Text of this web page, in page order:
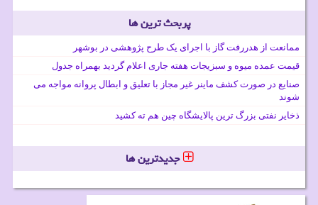
پربحث ترین ها
ممانعت از هدررفت گاز با اجرای یک طرح پژوهشی در بوشهر
قیمت عمده میوه و سبزیجات هفته جاری اعلام گردید بهمراه جدول
صنایع در صورت کشف ماینر غیر مجاز با تعلیق و ابطال پروانه مواجه می
شوند
ذخایر نفتی بزرگ ترین پالایشگاه چین هم ته کشید
جدیدترین ها